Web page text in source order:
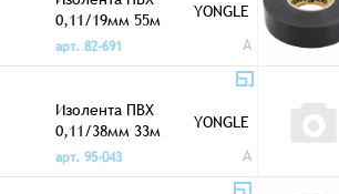
0,11/19мм 55м
черная E2100
YONGLE
арт. 82-691
A
Изолента ПВХ
0,11/38мм 33м
черная E2100
YONGLE
арт. 95-043
A